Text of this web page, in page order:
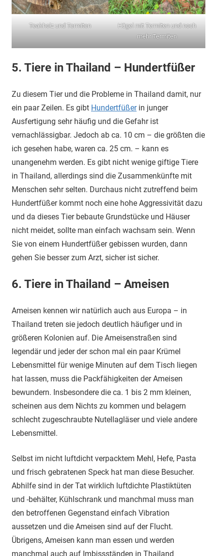
Teakholz und Termiten
Hügel mit Termiten und noch
mehr Termiten
5. Tiere in Thailand – Hundertfüßer
Zu diesem Tier und die Probleme in Thailand damit, nur
ein paar Zeilen. Es gibt Hundertfüßerin junger
Ausfertigung sehr häufig und die Gefahr ist
vernachlässigbar. Jedoch ab ca. 10 cm – die größten die
ich gesehen habe, waren ca. 25 cm. – kann es
unangenehm werden. Es gibt nicht wenige giftige Tiere
in Thailand, allerdings sind die Zusammenkünfte mit
Menschen sehr selten. Durchaus nicht zutreffend beim
Hundertfüßer kommt noch eine hohe Aggressivität dazu
und da dieses Tier bebaute Grundstücke und Häuser
nicht meidet, sollte man einfach wachsam sein. Wenn
Sie von einem Hundertfüßer gebissen wurden, dann
gehen Sie besser zum Arzt, sicher ist sicher.
6. Tiere in Thailand – Ameisen
Ameisen kennen wir natürlich auch aus Europa – in
Thailand treten sie jedoch deutlich häufiger und in
größeren Kolonien auf. Die Ameisenstraßen sind
legendär und jeder der schon mal ein paar Krümel
Lebensmittel für wenige Minuten auf dem Tisch liegen
hat lassen, muss die Packfähigkeiten der Ameisen
bewundern. Insbesondere die ca. 1 bis 2 mm kleinen,
scheinen aus dem Nichts zu kommen und belagern
schlecht zugeschraubte Nutellagläser und viele andere
Lebensmittel.
Selbst im nicht luftdicht verpacktem Mehl, Hefe, Pasta
und frisch gebratenen Speck hat man diese Besucher.
Abhilfe sind in der Tat wirklich luftdichte Plastiktüten
und -behälter, Kühlschrank und manchmal muss man
den betroffenen Gegenstand einfach Vibration
aussetzen und die Ameisen sind auf der Flucht.
Übrigens, Ameisen kann man essen und werden
manchmal auch auf Imbissständen in Thailand